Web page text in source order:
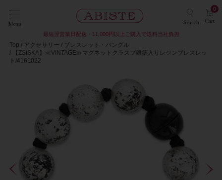
Menu Search Cart
0
最短翌営業日配送・11,000円以上ご購入で送料当社負担
Top アクセサリー
ブレスレット・バングル
【ZSiSKA】≪VINTAGE≫マグネットクラスプ銀箔入りレジンブレスレッ
ト/4161022